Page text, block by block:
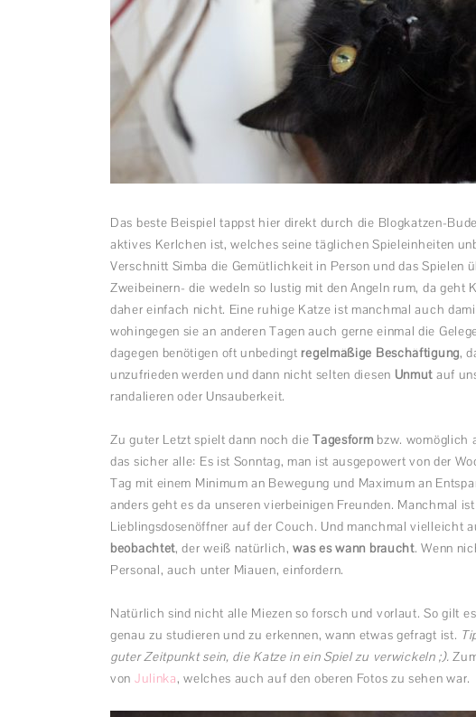
Das beste Beispiel tappst hier direkt durch die Blogkatzen-
aktives Kerlchen ist, welches seine täglichen Spieleinheiten
Verschnitt Simba die Gemütlichkeit in Person und das Spielen
Zweibeinern- die wedeln so lustig mit den Angeln rum, da
daher einfach nicht. Eine ruhige Katze ist manchmal auch
wohingegen sie an anderen Tagen auch gerne einmal die
dagegen benötigen oft unbedingt regelmäßige Beschäftigung,
unzufrieden werden und dann nicht selten diesen Unmut auf
randalieren oder Unsauberkeit.
Zu guter Letzt spielt dann noch dieTagesform bzw. womöglich
das sicher alle: Es ist Sonntag, man ist ausgepowert von der
Tag mit einem Minimum an Bewegung und Maximum an
anders geht es da unseren vierbeinigen Freunden. Manchmal
Lieblingsdosenöffner auf der Couch. Und manchmal vielleicht
beobachtet, der weiß natürlich,was es wann braucht. Wenn
Personal, auch unter Miauen, einfordern.
Natürlich sind nicht alle Miezen so forsch und vorlaut. So gilt
genau zu studieren und zu erkennen, wann etwas gefragt ist.
guter Zeitpunkt sein, die Katze in ein Spiel zu verwickeln ;).
von Julinka, welches auch auf den oberen Fotos zu sehen war.